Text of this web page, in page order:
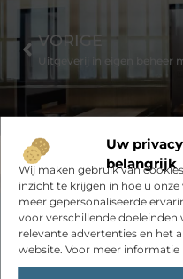
Uw
belangrijk
Wij maken gebruik van
inzicht te krijgen in hoe u
meer gepersonaliseerde
voor verschillende doeleinden
relevante advertenties en het
website. Voor meer
Had je deze
VORIGE